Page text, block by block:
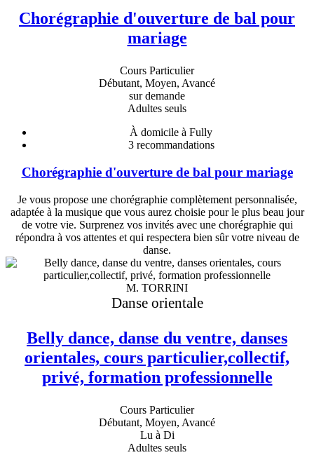
Chorégraphie d'ouverture de bal pour
mariage
Cours Particulier
Débutant, Moyen, Avancé
sur demande
Adultes seuls
À domicile à Fully
3recommandations
Chorégraphie d'ouverture de bal pour mariage
Je vous propose une chorégraphie complètement personnalisée,
adaptée à la musique que vous aurez choisie pour le plus beau jour
de votre vie. Surprenez vos invités avec une chorégraphie qui
répondra à vos attentes et qui respectera bien sûr votre niveau de
danse.
M. TORRINI
Danse orientale
Belly dance, danse du ventre, danses
orientales, cours particulier,collectif,
privé, formation professionnelle
Cours Particulier
Débutant, Moyen, Avancé
Lu à Di
Adultes seuls